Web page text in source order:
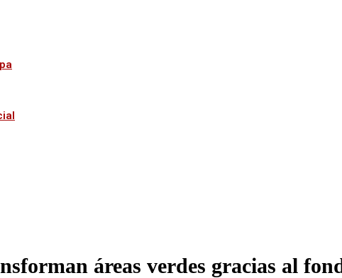
áreas verdes gracias al